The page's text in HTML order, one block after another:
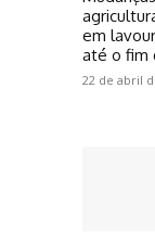
em
até o fim
22 de abril